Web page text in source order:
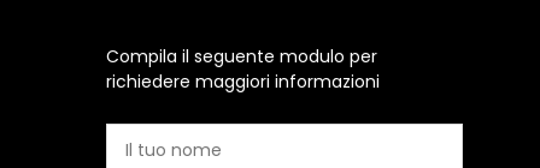
Compila il seguente modulo per
richiedere maggiori informazioni